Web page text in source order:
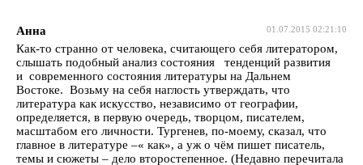
01.07.2015 02:21:10
Анна
Как-то странно от человека, считающего себя литератором,
слышать подобный анализ состояния тенденций развития
и современного состояния литературы на Дальнем
Востоке. Возьму на себя наглость утверждать, что
литература как искусство, независимо от географии,
определяется, в первую очередь, творцом, писателем,
масштабом его личности. Тургенев, по-моему, сказал, что
главное в литературе –« как», а уж о чём пишет писатель,
темы и сюжеты – дело второстепенное. (Недавно перечитала